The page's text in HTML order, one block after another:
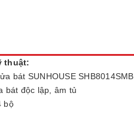
thuật:
bát SUNHOUSE SHB8014SMB
bát độc lập, âm tủ
bộ